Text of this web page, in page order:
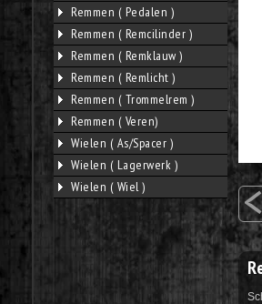
Remmen ( Pedalen )
Remmen ( Remcilinder )
Remmen ( Remklauw )
Remmen ( Remlicht )
Remmen ( Trommelrem )
Remmen ( Veren)
Wielen ( As/Spacer )
Wielen ( Lagerwerk )
Wielen ( Wiel )
<